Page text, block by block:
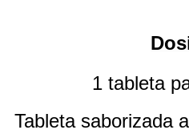
1 tableta
Tableta saborizada